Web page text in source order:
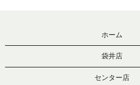
ホーム
袋井店
センター店